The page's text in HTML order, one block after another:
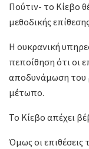
Πούτιν- το Κίεβο
μεθοδικής
Η ουκρανική
πεποίθηση ότι οι
αποδυνάμωση του
μέτωπο.
Το Κίεβο απέχει
Όμως οι επιθέσεις